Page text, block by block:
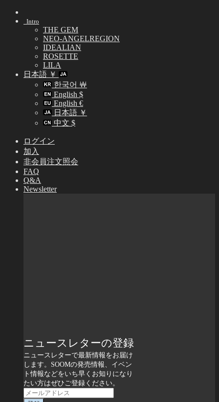
Skip
Intro
THE GEM
NEO-ANGELREGION
IDEALIAN
ROSETTE
LILA
日本語 ￥
한국어 ￦
English $
English €
日本語 ￥
中文 $
ログイン
加入
非会員注文照会
FAQ
Q&A
Newsletter
ニュースレターの登録
ニュースレターで最新情報をお届け
します。SOOMの発売情報、イベン
ト情報などをいち早くお知りになり
たい方はぜひご登録ください。